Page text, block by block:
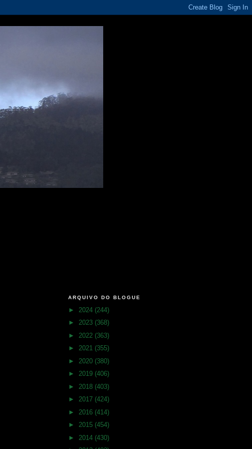
ARQUIVO DO BLOGUE
► 2024 (244)
► 2023 (368)
► 2022 (363)
► 2021 (355)
► 2020 (380)
► 2019 (406)
► 2018 (403)
► 2017 (424)
► 2016 (414)
► 2015 (454)
► 2014 (430)